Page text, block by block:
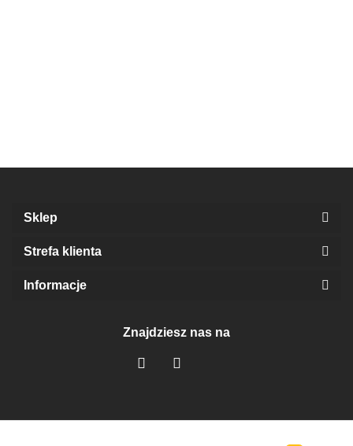
Sklep
Strefa klienta
Informacje
Znajdziesz nas na